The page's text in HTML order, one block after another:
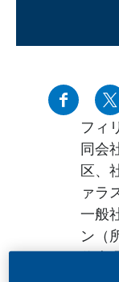
フィ
同会
区、
ァラ
一般
ン（
代表